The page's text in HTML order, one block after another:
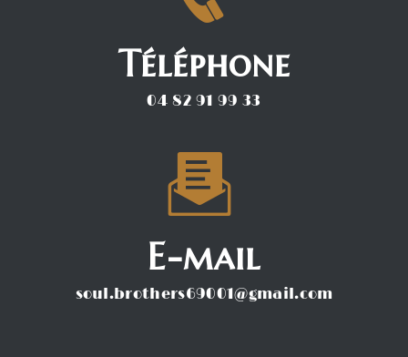
Téléphone
04 82 91 99 33
E-mail
soul.brothers69001@gmail.com